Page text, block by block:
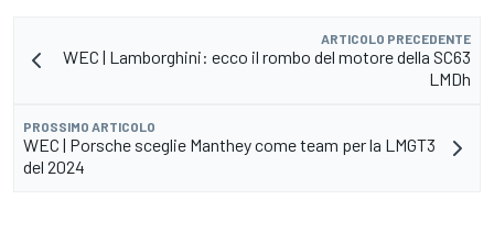
ARTICOLO PRECEDENTE
WEC | Lamborghini: ecco il rombo del motore della SC63
LMDh
PROSSIMO ARTICOLO
WEC | Porsche sceglie Manthey come team per la LMGT3
del 2024